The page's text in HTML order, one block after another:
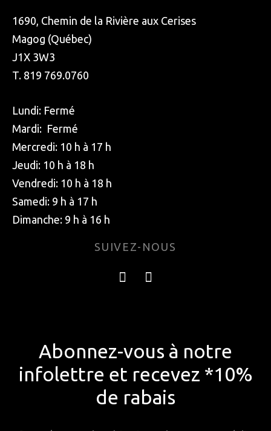
1690, Chemin de la Rivière aux Cerises
Magog (Québec)
J1X 3W3
T. 819 769.0760
Lundi: Fermé
Mardi: Fermé
Mercredi: 10 h à 17 h
Jeudi: 10 h à 18 h
Vendredi: 10 h à 18 h
Samedi: 9 h à 17 h
Dimanche: 9 h à 16 h
SUIVEZ-NOUS
Abonnez-vous à notre
infolettre et recevez *10%
de rabais